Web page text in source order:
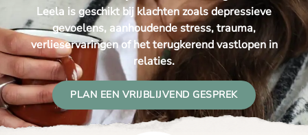
Preparation
Blogs
The circle of life
Leela is geschikt bij klachten zoals depressieve
gevoelens, aanhoudende stress, trauma,
verlieservaringen of het terugkerend vastlopen in
relaties.
PLAN EEN VRIJBLIJVEND GESPREK